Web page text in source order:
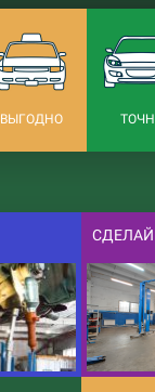
ВЫГОДНО